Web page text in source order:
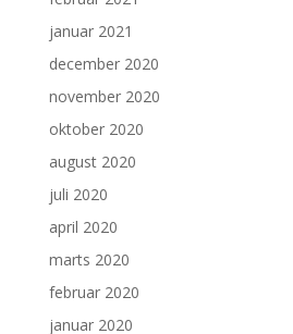
januar 2021
december 2020
november 2020
oktober 2020
august 2020
juli 2020
april 2020
marts 2020
februar 2020
januar 2020